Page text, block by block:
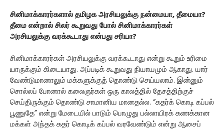
சினிமாக்காரர்களால் தமிழக அரசியலுக்கு நன்மையா, தீமையா?
தீமை என்றால் சிலர் கூறுவது போல் சினிமாக்காரர்கள்
அரசியலுக்கு வரக்கூடாது என்பது சரியா?
சினிமாக்காரர்கள் அரசியலுக்கு வரக்கூடாது என்று கூறும் உரிமை
யாருக்கும் கிடையாது. அப்படிக் கூறுவது நியாயமும் ஆகாது. யார்
வேண்டுமானாலும் மக்களுக்குத் தொண்டு செய்யலாம். இன்னும்
சொல்லப் போனால் கலைஞர்கள் ஒரு காலத்தில் தேசத்திற்குச்
செய்திருக்கும் தொண்டு சாமானிய மானதல்ல. “கதர்க் கொடி கப்பல்
பூணுதே” என்று மேடையில் பாடும் பொழுது பல்லாயிரக் கணக்கான
மக்கள் அந்தக் கதர் கொடிக் கப்பல் வரவேண்டும் என்று ஆசைப்